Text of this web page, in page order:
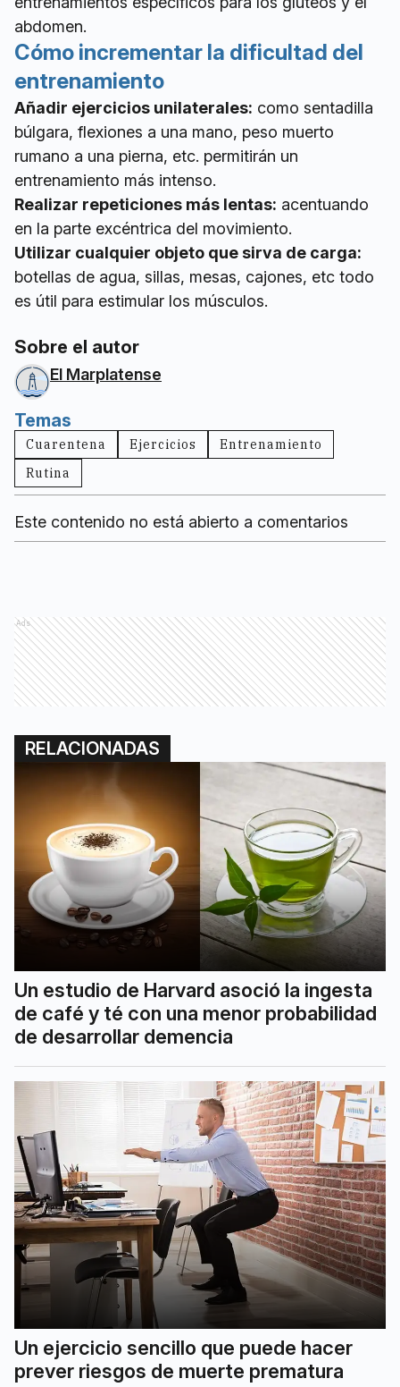
abdomen.
Cómo incrementar la dificultad del
entrenamiento
Añadir ejercicios unilaterales: como sentadilla
búlgara, flexiones a una mano, peso muerto
rumano a una pierna, etc. permitirán un
entrenamiento más intenso.
Realizar repeticiones más lentas: acentuando
en la parte excéntrica del movimiento.
Utilizar cualquier objeto que sirva de carga:
botellas de agua, sillas, mesas, cajones, etc todo
es útil para estimular los músculos.
Sobre el autor
El Marplatense
Temas
Cuarentena Ejercicios
Entrenamiento
Rutina
Este contenido no está abierto a comentarios
Ads
RELACIONADAS
Un estudio de Harvard asoció la ingesta
de café y té con una menor probabilidad
de desarrollar demencia
Un ejercicio sencillo que puede hacer
prever riesgos de muerte prematura